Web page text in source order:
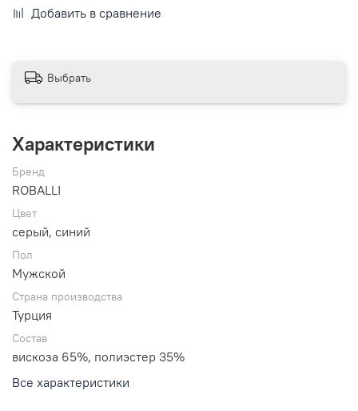
Добавить в сравнение
Выбрать
Характеристики
Бренд
ROBALLI
Цвет
серый, синий
Пол
Мужской
Страна производства
Турция
Состав
вискоза 65%, полиэстер 35%
Все характеристики